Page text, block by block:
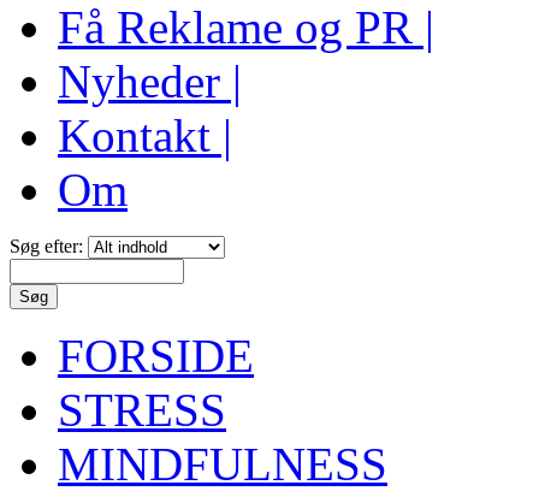
Få Reklame og PR |
Nyheder |
Kontakt |
Om
Søg efter:
FORSIDE
STRESS
MINDFULNESS